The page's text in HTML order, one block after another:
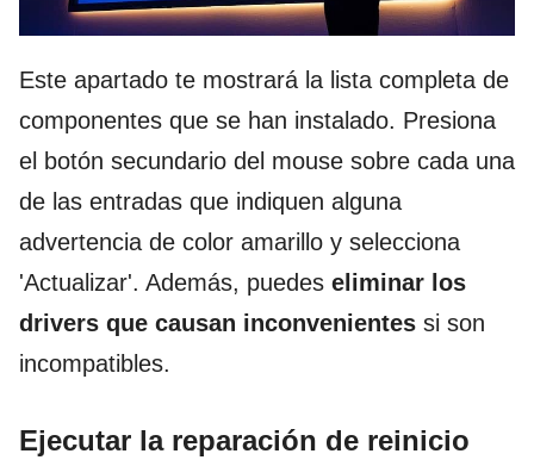
Este apartado te mostrará la lista completa de
componentes que se han instalado. Presiona
el botón secundario del mouse sobre cada una
de las entradas que indiquen alguna
advertencia de color amarillo y selecciona
'Actualizar'. Además, puedes eliminar los
drivers que causan inconvenientes si son
incompatibles.
Ejecutar la reparación de reinicio